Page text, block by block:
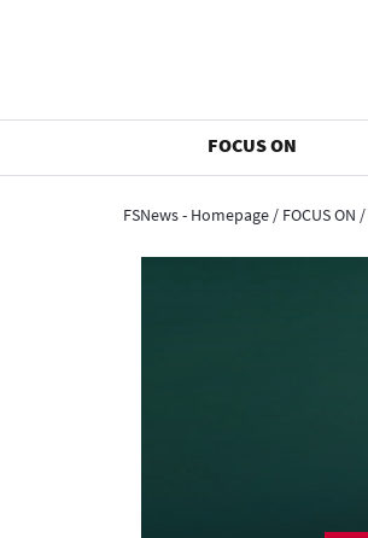
FOCUS ON
FSNews - Homepage / FOCUS ON /